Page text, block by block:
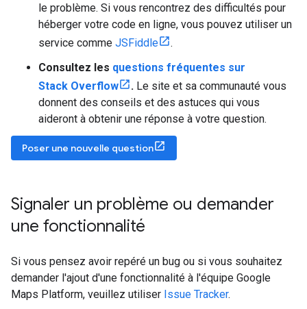
le problème. Si vous rencontrez des difficultés pour
héberger votre code en ligne, vous pouvez utiliser un
service comme JSFiddle
.
Consultez les questions fréquentes sur
Stack Overflow
. Le site et sa communauté vous
donnent des conseils et des astuces qui vous
aideront à obtenir une réponse à votre question.
Poser une nouvelle question
Signaler un problème ou demander
une fonctionnalité
Si vous pensez avoir repéré un bug ou si vous souhaitez
demander l'ajout d'une fonctionnalité à l'équipe Google
Maps Platform, veuillez utiliser Issue Tracker.